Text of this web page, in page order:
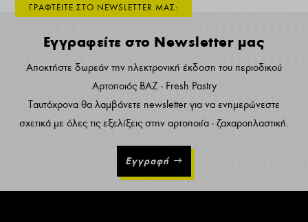
ΓΡΑΦΤΕΙΤΕ ΣΤΟ NEWSLETTER ΜΑΣ:
Εγγραφείτε στο Newsletter μας
Αποκτήστε δωρεάν την ηλεκτρονική έκδοση του περιοδικού
Αρτοποιός ΒΑΖ - Fresh Pastry
Ταυτόχρονα θα λαμβάνετε newsletter για να ενημερώνεστε
σχετικά με όλες τις εξελίξεις στην αρτοποιία - ζαχαροπλαστική.
Εγγραφή